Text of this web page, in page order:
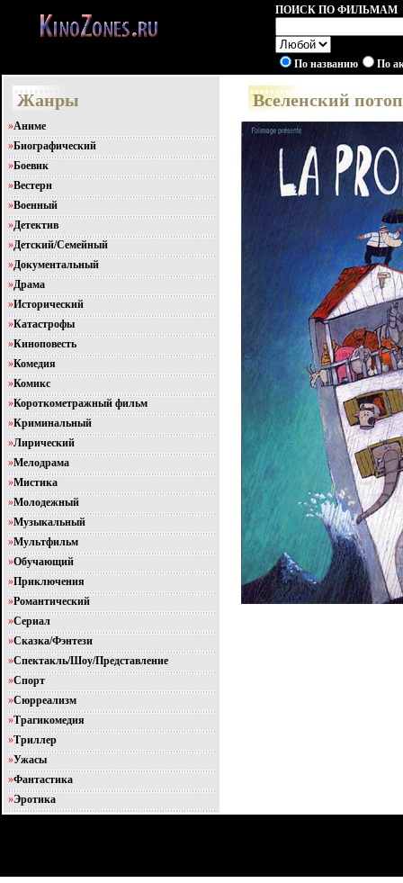
ПОИСК ПО ФИЛЬМАМ
По названию По
Жанры
»Аниме
»Биографический
»Боевик
»Вестерн
»Военный
»Детектив
»Детский/Семейный
»Документальный
»Драма
»Исторический
»Катастрофы
»Киноповесть
»Комедия
»Комикс
»Короткометражный фильм
»Криминальный
»Лирический
»Мелодрама
»Мистика
»Молодежный
»Музыкальный
»Мультфильм
»Обучающий
»Приключения
»Романтический
»Сериал
»Сказка/Фэнтези
»Спектакль/Шоу/Представление
»Спорт
»Сюрреализм
»Трагикомедия
»Триллер
»Ужасы
»Фантастика
»Эротика
Вселенский